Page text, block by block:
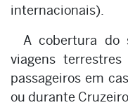
internacionais).
A cobertura do
viagens
passageiros em
ou durante